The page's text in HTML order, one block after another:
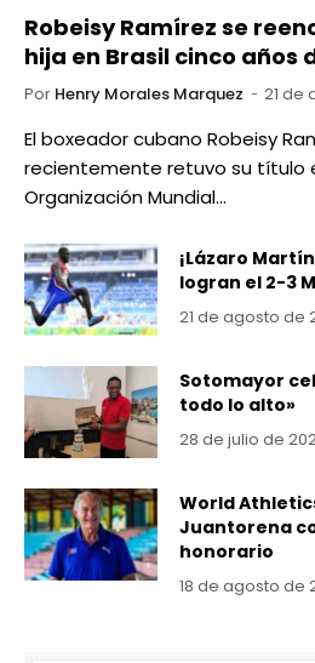
Robeisy Ramírez se
hija en Brasil cinco años
Por Henry Morales Marquez 21 de
El boxeador cubano Robeisy
recientemente retuvo su título
Organización Mundial…
¡Lázaro
logran el 2-3
21 de agosto de
Sotomayor
todo lo alto»
28 de julio de
World
Juantorena
honorario
18 de agosto de